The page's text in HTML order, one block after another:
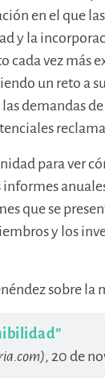
en el que
y la
cada vez más
un reto a
demandas
para ver
que se
y los
sobre la
, 20 de